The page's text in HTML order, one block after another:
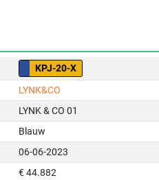
KPJ-20-X
LYNK&CO
LYNK & CO 01
Blauw
06-06-2023
€ 44.882